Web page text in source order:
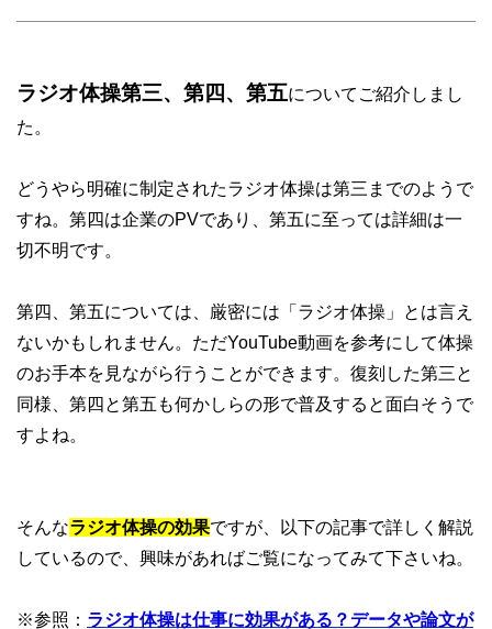
ラジオ体操第三、第四、第五についてご紹介しまし
た。
どうやら明確に制定されたラジオ体操は第三までのようで
すね。第四は企業のPVであり、第五に至っては詳細は一
切不明です。
第四、第五については、厳密には「ラジオ体操」とは言え
ないかもしれません。ただYouTube動画を参考にして体操
のお手本を見ながら行うことができます。復刻した第三と
同様、第四と第五も何かしらの形で普及すると面白そうで
すよね。
そんなラジオ体操の効果ですが、以下の記事で詳しく解説
しているので、興味があればご覧になってみて下さいね。
※参照： ラジオ体操は仕事に効果がある？データや論文が